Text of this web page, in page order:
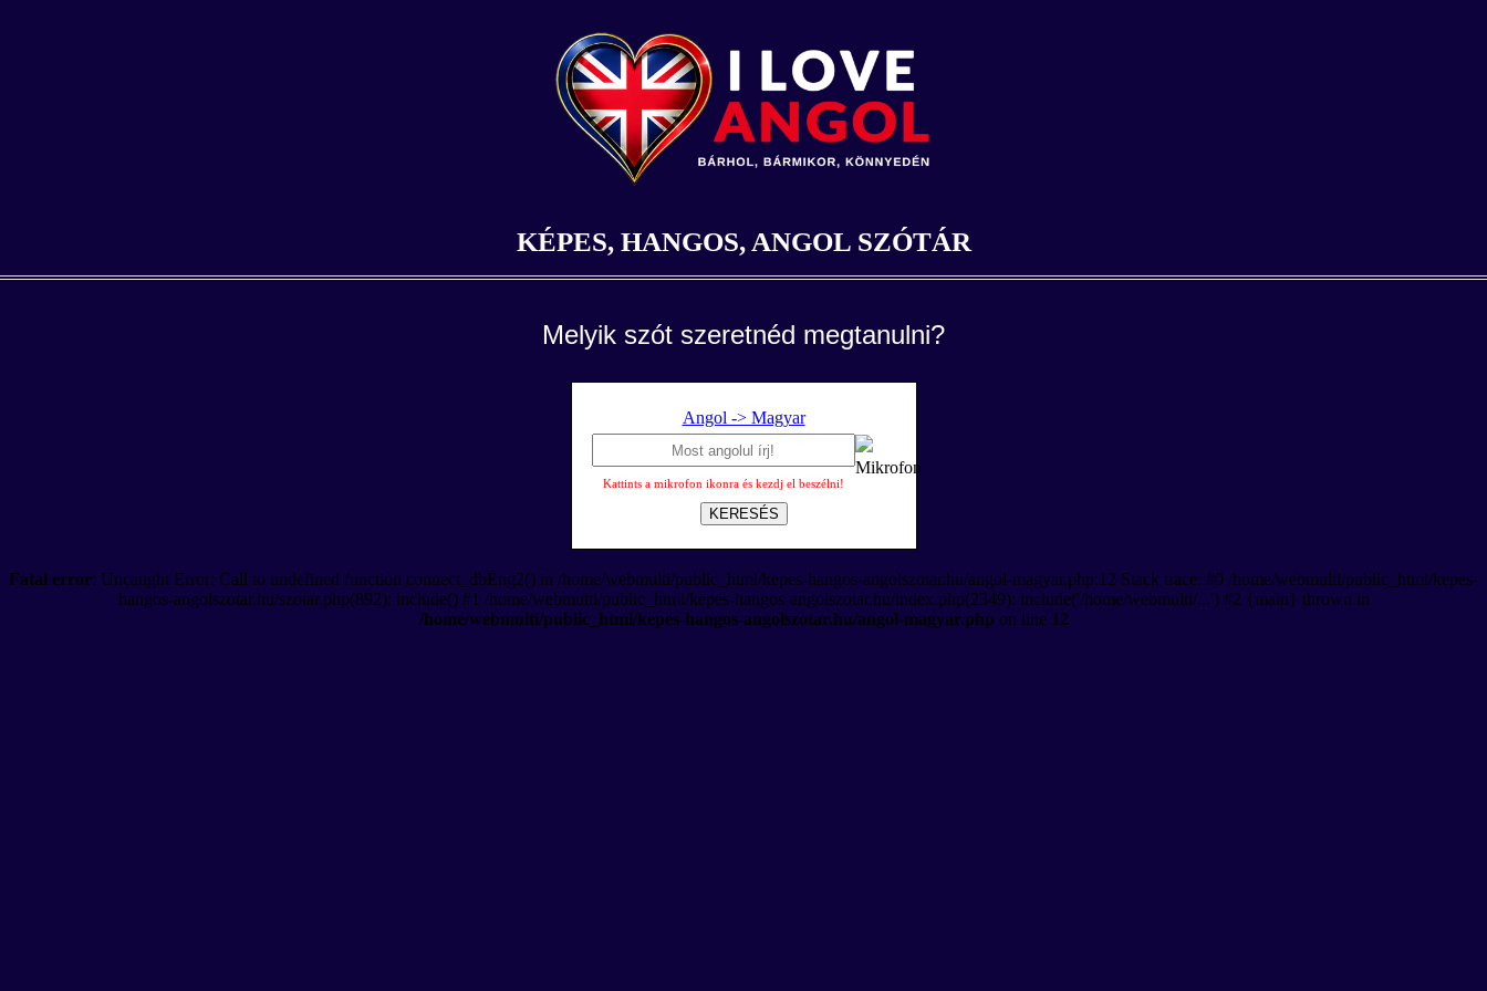
KÉPES, HANGOS, ANGOL SZÓTÁR
Melyik szót szeretnéd megtanulni?
Angol -> Magyar
Kattints a mikrofon ikonra és kezdj el beszélni!
KERESÉS
Fatal error: Uncaught Error: Call to undefined function connect_dbEng2() in /home/webmulti/public_html/kepes-hangos-angolszotar.hu/angol-magyar.php:12 Stack trace: #0 /home/webmulti/public_html/kepes-
hangos-angolszotar.hu/szotar.php(892): include() #1 /home/webmulti/public_html/kepes-hangos-angolszotar.hu/index.php(2349): include('/home/webmulti/...') #2 {main} thrown in
/home/webmulti/public_html/kepes-hangos-angolszotar.hu/angol-magyar.php on line 12